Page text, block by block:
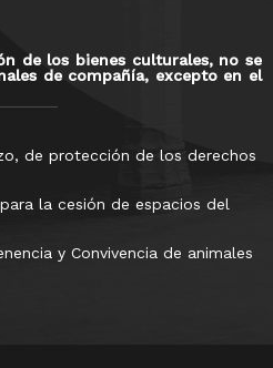
de los bienes culturales, no se
de compañía, excepto en el
de protección de los derechos
la cesión de espacios del
y Convivencia de animales